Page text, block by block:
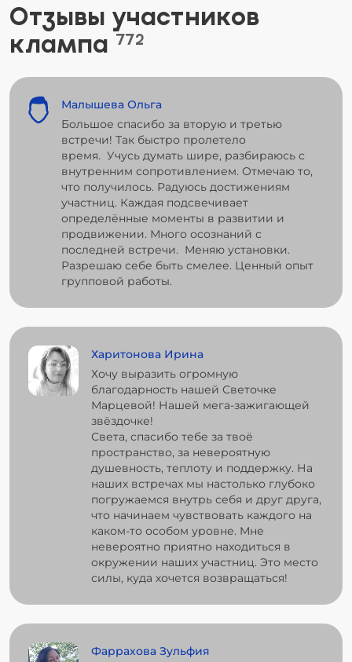
Отзывы участников
клампа 772
Малышева Ольга
Большое спасибо за вторую и третью
встречи! Так быстро пролетело
время. Учусь думать шире, разбираюсь с
внутренним сопротивлением. Отмечаю то,
что получилось. Радуюсь достижениям
участниц. Каждая подсвечивает
определённые моменты в развитии и
продвижении. Много осознаний с
последней встречи. Меняю установки.
Разрешаю себе быть смелее. Ценный опыт
групповой работы.
Харитонова Ирина
Хочу выразить огромную
благодарность нашей Светочке
Марцевой! Нашей мега-зажигающей
звёздочке!
Света, спасибо тебе за твоё
пространство, за невероятную
душевность, теплоту и поддержку. На
наших встречах мы настолько глубоко
погружаемся внутрь себя и друг друга,
что начинаем чувствовать каждого на
каком-то особом уровне. Мне
невероятно приятно находиться в
окружении наших участниц. Это место
силы, куда хочется возвращаться!
Фаррахова Зульфия